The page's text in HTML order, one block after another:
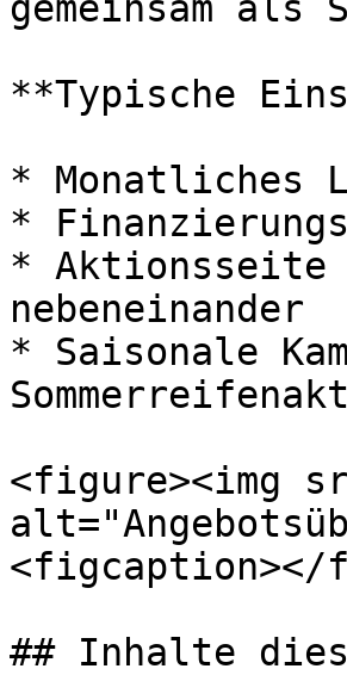
**Typische
* Monatliches
*
* Aktionsseite
nebeneinander
* Saisonale
<figure><img
## Inhalte